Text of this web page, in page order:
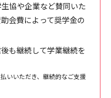
協や企業など賛同いた
会費によって奨学金の
も継続して学業継続を
いいただき、継続的なご支援